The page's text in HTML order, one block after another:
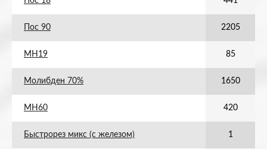
Пос 90 2205
МН19 85
Молибден 70% 1650
МН60 420
Быстрорез микс (с железом) 1